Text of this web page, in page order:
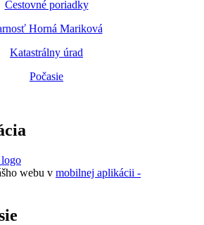
Cestovné poriadky
Horná Mariková
Katastrálny úrad
Počasie
webu v mobilnej aplikácii -